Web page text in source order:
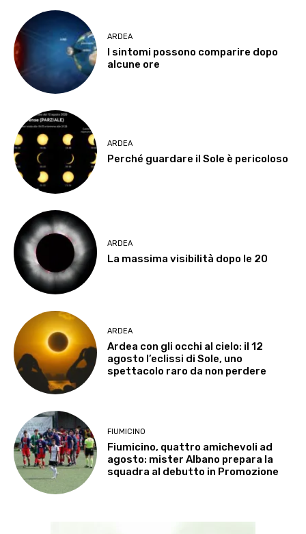
ARDEA
I sintomi possono comparire dopo
alcune ore
ARDEA
Perché guardare il Sole è pericoloso
ARDEA
La massima visibilità dopo le 20
ARDEA
Ardea con gli occhi al cielo: il 12
agosto l’eclissi di Sole, uno
spettacolo raro da non perdere
FIUMICINO
Fiumicino, quattro amichevoli ad
agosto: mister Albano prepara la
squadra al debutto in Promozione